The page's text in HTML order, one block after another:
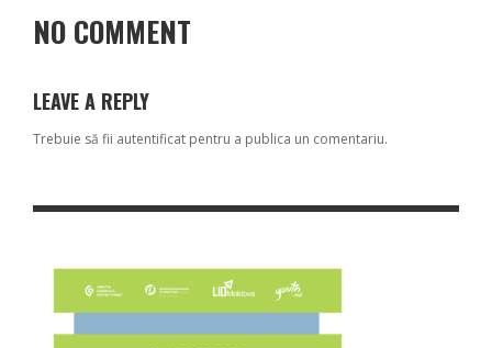
NO COMMENT
LEAVE A REPLY
Trebuie să fii autentificat pentru a publica un comentariu.